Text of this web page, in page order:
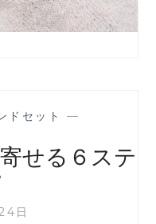
ドセット —
せる６ステ
日